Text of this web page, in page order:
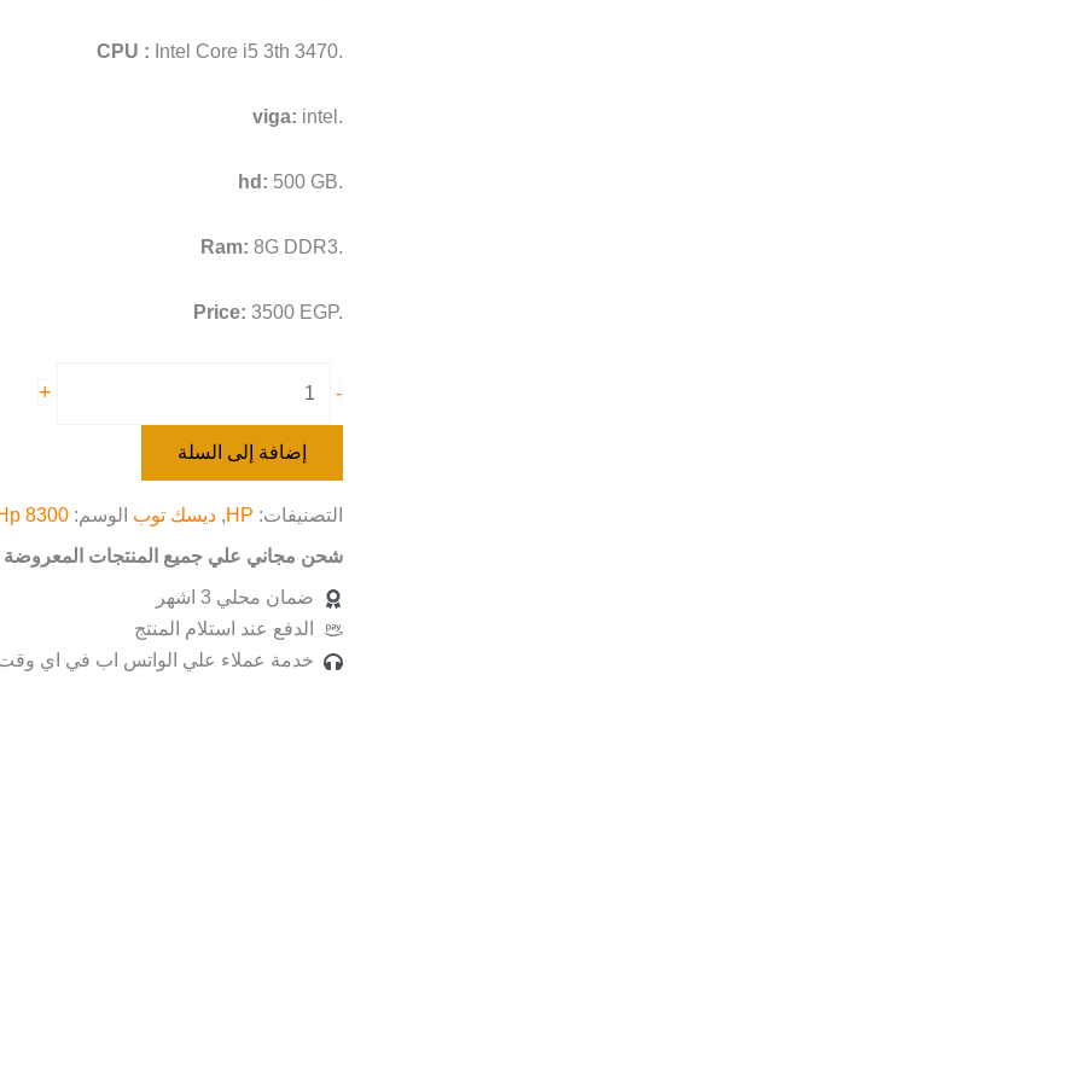
CPU : Intel Core i5 3th 3470.
viga: intel.
hd: 500 GB.
Ram: 8G DDR3.
Price: 3500 EGP.
-
+
إضافة إلى السلة
التصنيفات: HP
, ديسك توب الوسم: 8300
شحن مجاني علي جميع المنتجات المعروضة
ضمان محلي 3 اشهر
الدفع عند استلام المنتج
خدمة عملاء علي الواتس اب في اي